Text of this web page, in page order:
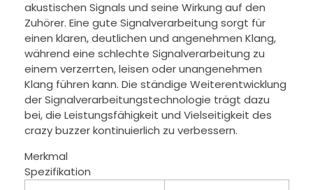
akustischen Signals und seine Wirkung auf den
Zuhörer. Eine gute Signalverarbeitung sorgt für
einen klaren, deutlichen und angenehmen Klang,
während eine schlechte Signalverarbeitung zu
einem verzerrten, leisen oder unangenehmen
Klang führen kann. Die ständige Weiterentwicklung
der Signalverarbeitungstechnologie trägt dazu
bei, die Leistungsfähigkeit und Vielseitigkeit des
crazy buzzer kontinuierlich zu verbessern.
Merkmal
Spezifikation